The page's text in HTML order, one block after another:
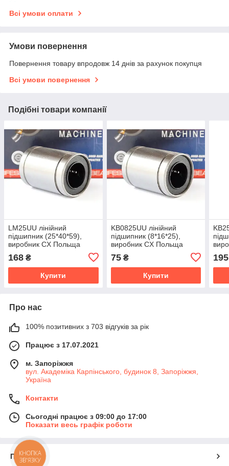
Всі умови оплати
Умови повернення
Повернення товару впродовж 14 днів за рахунок покупця
Всі умови повернення
Подібні товари компанії
LM25UU лінійний
підшипник (25*40*59),
виробник CX Польща
168 ₴
Купити
KB0825UU лінійний
підшипник (8*16*25),
виробник CX Польща
75₴
Купити
195
Про нас
100% позитивних з 703 відгуків за рік
Працює з 17.07.2021
м. Запоріжжя
вул. Академіка Карпінського, будинок 8, Запоріжжя,
Україна
Контакти
Сьогодні працює з 09:00 до 17:00
Показати весь графік роботи
Про нас
КНОПКА
ЗВ'ЯЗКУ